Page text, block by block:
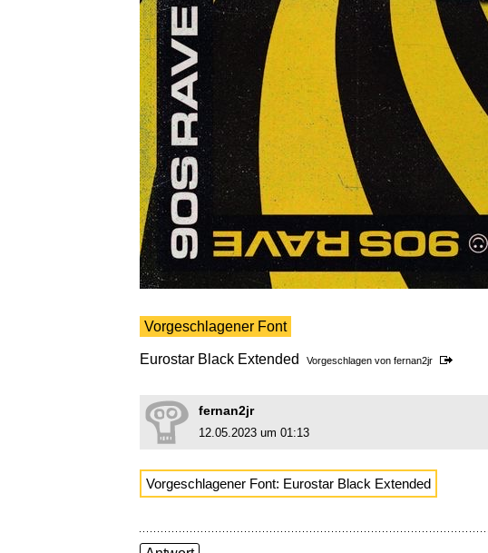
Vorgeschlagener Font
Eurostar Black Extended Vorgeschlagen von fernan2jr
fernan2jr
12.05.2023 um 01:13
Vorgeschlagener Font: Eurostar Black Extended